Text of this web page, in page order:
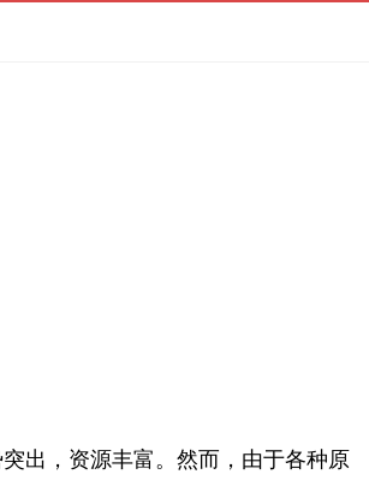
出，资源丰富。然而，由于各种原